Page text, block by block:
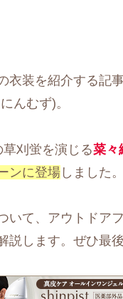
衣装を紹介する記
んむず)。
刈蛍を演じる菜々
ンに登場 しました。
いて、アウトドア
します。ぜひ最